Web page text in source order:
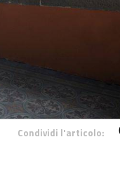
Condividi l'articolo: